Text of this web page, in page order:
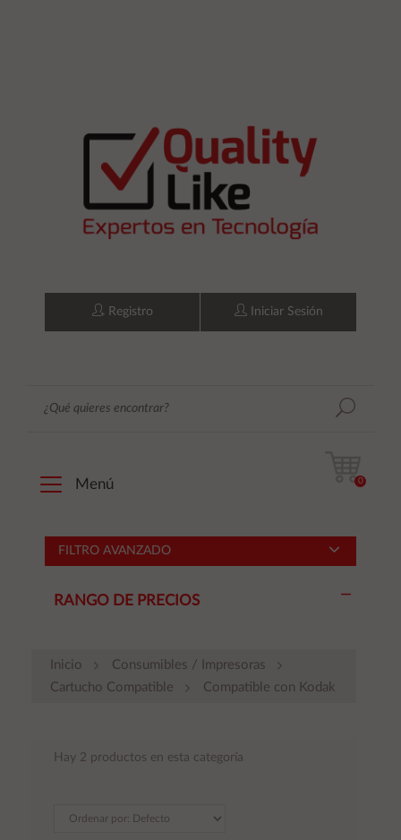
Registro Iniciar Sesión
Menú 0
FILTRO AVANZADO
RANGO DE PRECIOS
Inicio
Consumibles / Impresoras
Cartucho Compatible
Compatible con Kodak
Hay 2 productos en esta categoría